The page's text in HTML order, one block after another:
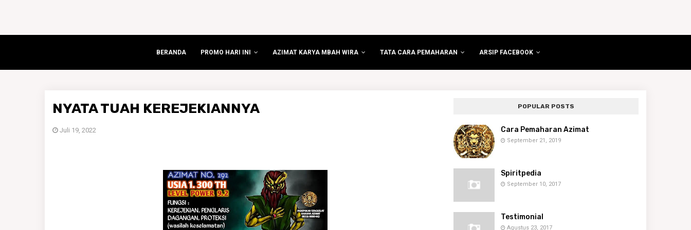
BERANDA PROMO HARI INI AZIMAT KARYA MBAH WIRA TATA CARA PEMAHARAN ARSIP FACEBOOK
NYATA TUAH KEREJEKIANNYA
Juli 19, 2022
POPULAR POSTS
Cara Pemaharan Azimat
September 21, 2019
Spiritpedia
September 10, 2017
Testimonial
Agustus 23, 2017